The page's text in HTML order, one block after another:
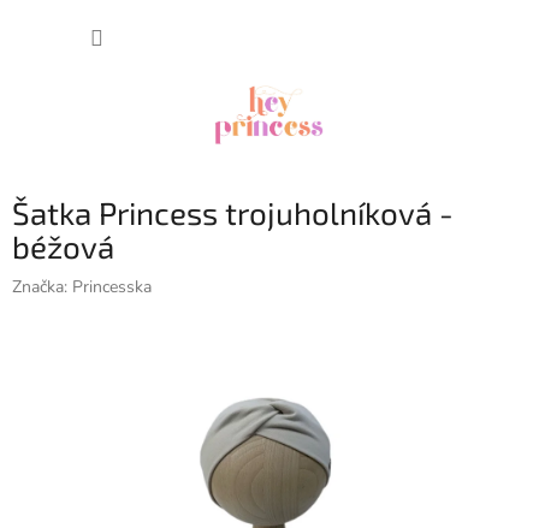
Šatka Princess trojuholníková -
béžová
Značka: Princesska